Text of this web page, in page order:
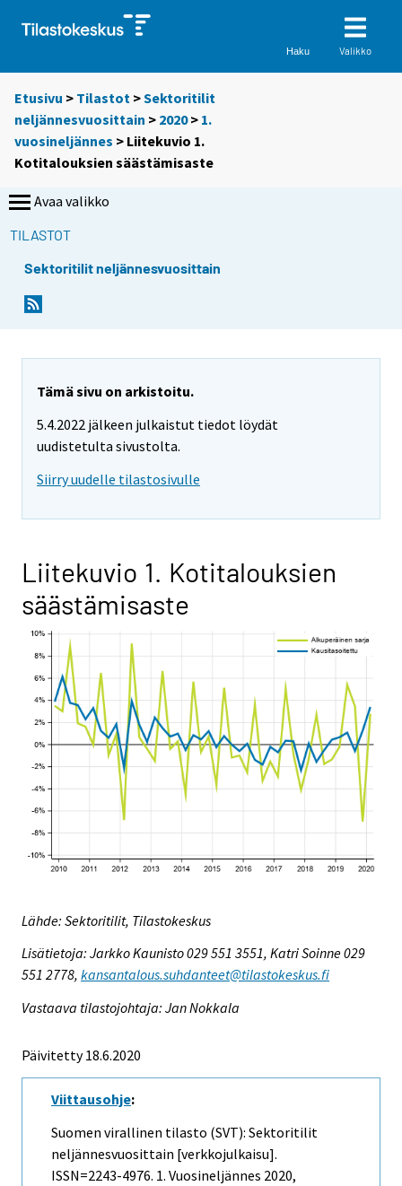
Haku Valikko
Etusivu > Tilastot >Sektoritilit
neljännesvuosittain > 2020> 1.
vuosineljännes > Liitekuvio 1.
Kotitalouksien säästämisaste
Avaa valikko
TILASTOT
Sektoritilit neljännesvuosittain
Tämä sivu on arkistoitu.
5.4.2022 jälkeen julkaistut tiedot löydät
uudistetulta sivustolta.
Siirry uudelle tilastosivulle
Liitekuvio 1. Kotitalouksien
säästämisaste
Lähde: Sektoritilit, Tilastokeskus
Lisätietoja: Jarkko Kaunisto 029 551 3551, Katri Soinne 029
551 2778, kansantalous.suhdanteet@tilastokeskus.fi
Vastaava tilastojohtaja: Jan Nokkala
Päivitetty 18.6.2020
Viittausohje:
Suomen virallinen tilasto (SVT): Sektoritilit
neljännesvuosittain [verkkojulkaisu].
ISSN=2243-4976. 1. Vuosineljännes 2020,